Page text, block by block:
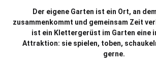
Der eigene Garten ist ein Ort, an
zusammenkommt und gemeinsam Zeit
ist ein Klettergerüst im Garten eine
Attraktion: sie spielen, toben,
gerne.